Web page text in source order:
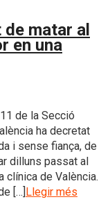
de matar al
en una
de la Secció
ha decretat
i sense fiança, de
dilluns passat al
clínica de València.
[…]Llegir més